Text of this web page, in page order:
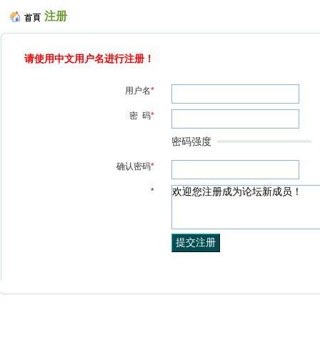
注册
请使用中文用户名进行注册！
用户名*
密 码*
密码强度
确认密码*
*